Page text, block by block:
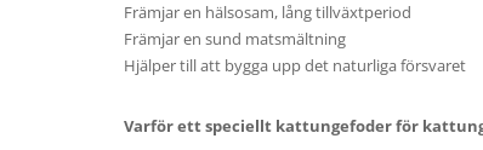
Främjar en hälsosam, lång tillväxtperiod
Främjar en sund matsmältning
Hjälper till att bygga upp det naturliga försvaret
Varför ett speciellt kattungefoder för